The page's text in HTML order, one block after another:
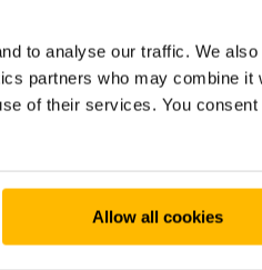
to analyse our traffic. We also
partners who may combine it
of their services. You consent
Allow all cookies